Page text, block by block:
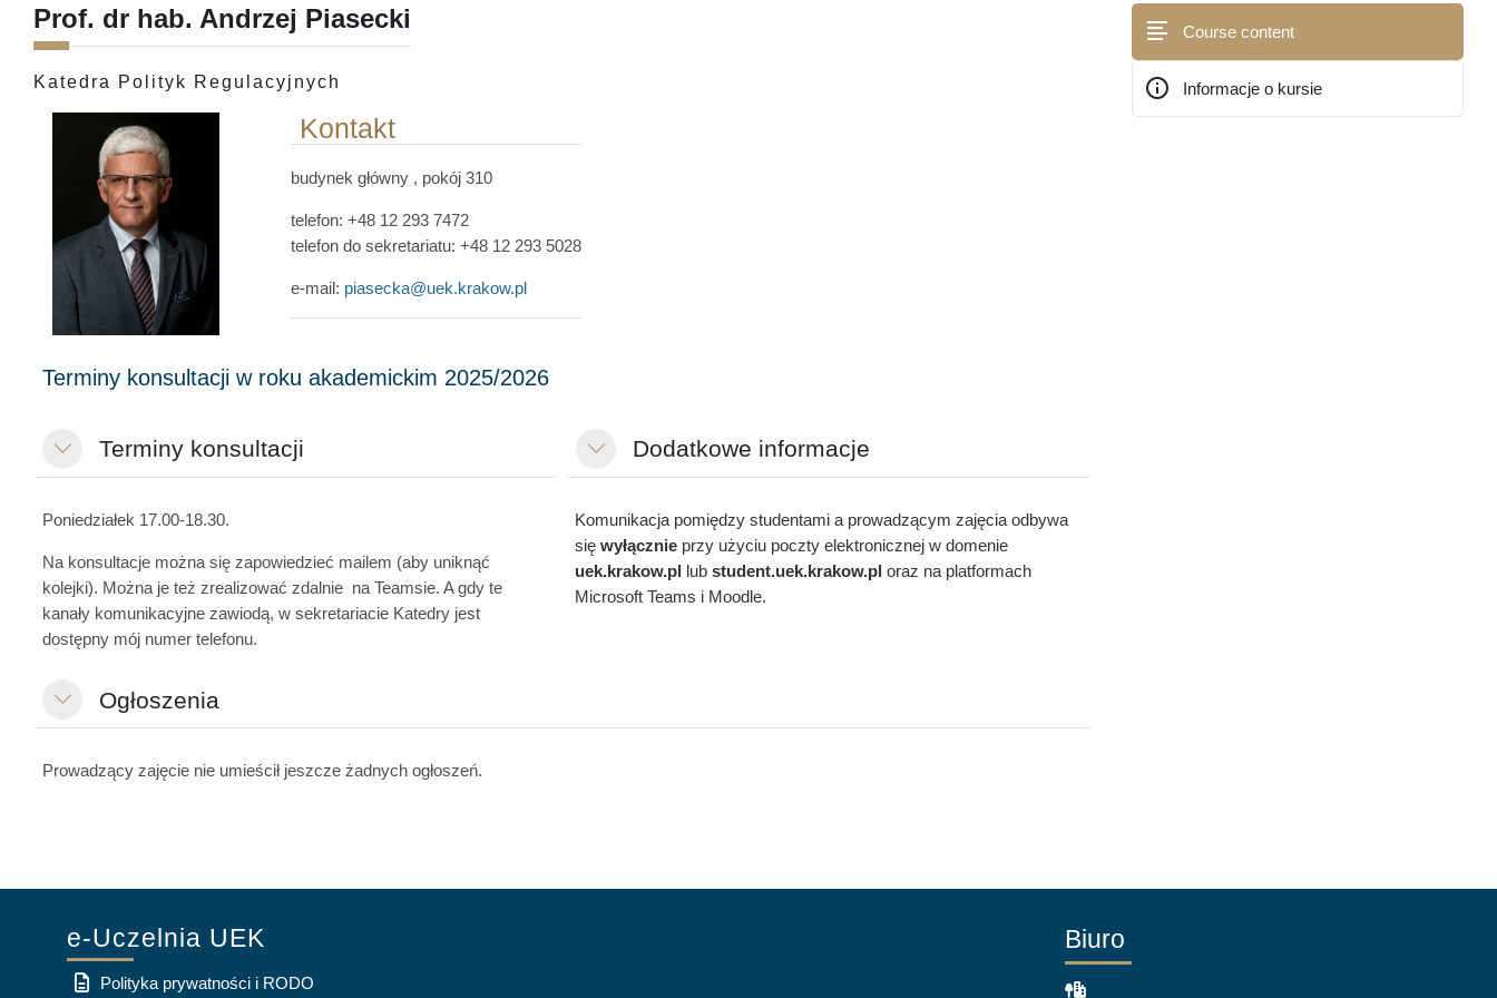
Prof. dr hab. Andrzej Piasecki
Katedra Polityk Regulacyjnych
Kontakt
budynek główny , pokój 310
telefon: +48 12 293 7472
telefon do sekretariatu: +48 12 293 5028
e-mail: piasecka@uek.krakow.pl
MinimalizujTerminy konsultacji
Poniedziałek 17.00-18.30.
Na konsultacje można się zapowiedzieć mailem (aby uniknąć
kolejki). Można je też zrealizować zdalnie na Teamsie. A gdy te
kanały komunikacyjne zawiodą, w sekretariacie Katedry jest
dostępny mój numer telefonu.
MinimalizujDodatkowe informacje
Komunikacja pomiędzy studentami a prowadzącym zajęcia odbywa
sięwyłącznie przy użyciu poczty elektronicznej w domenie
uek.krakow.pl lubstudent.uek.krakow.pl oraz na platformach
Microsoft Teams i Moodle.
MinimalizujOgłoszenia
Prowadzący zajęcie nie umieścił jeszcze żadnych ogłoszeń.
Course content
Informacje o kursie
e-Uczelnia UEK
Polityka prywatności i RODO
Biuro